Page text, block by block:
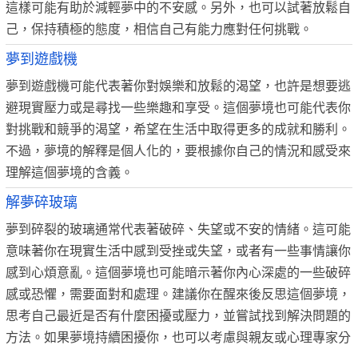
這樣可能有助於減輕夢中的不安感。另外，也可以試著放鬆自
己，保持積極的態度，相信自己有能力應對任何挑戰。
夢到遊戲機
夢到遊戲機可能代表著你對娛樂和放鬆的渴望，也許是想要逃
避現實壓力或是尋找一些樂趣和享受。這個夢境也可能代表你
對挑戰和競爭的渴望，希望在生活中取得更多的成就和勝利。
不過，夢境的解釋是個人化的，要根據你自己的情況和感受來
理解這個夢境的含義。
解夢碎玻璃
夢到碎裂的玻璃通常代表著破碎、失望或不安的情緒。這可能
意味著你在現實生活中感到受挫或失望，或者有一些事情讓你
感到心煩意亂。這個夢境也可能暗示著你內心深處的一些破碎
感或恐懼，需要面對和處理。建議你在醒來後反思這個夢境，
思考自己最近是否有什麼困擾或壓力，並嘗試找到解決問題的
方法。如果夢境持續困擾你，也可以考慮與親友或心理專家分